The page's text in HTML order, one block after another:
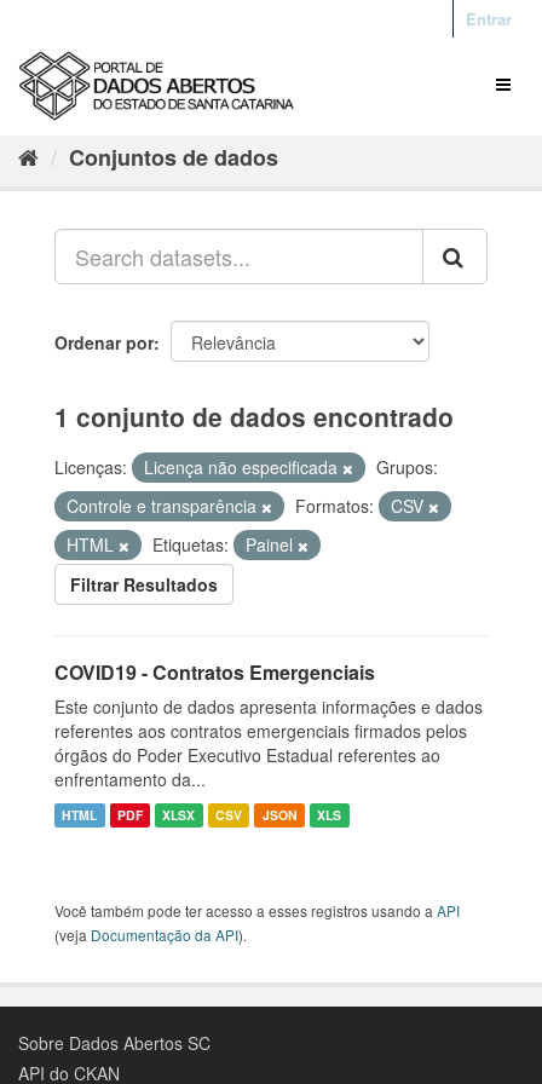
Entrar
Conjuntos de dados
Ordenar por
1 conjunto de dados encontrado
Licenças: Licença não especificada
Grupos:
Controle e transparência
Formatos:
CSV
HTML
Etiquetas:
Painel
Filtrar Resultados
COVID19 - Contratos Emergenciais
Este conjunto de dados apresenta informações e dados
referentes aos contratos emergenciais firmados pelos
órgãos do Poder Executivo Estadual referentes ao
enfrentamento da...
HTML PDF XLSX CSV JSON XLS
Você também pode ter acesso a esses registros usando a API
(veja Documentação da API).
Sobre Dados Abertos SC
API do CKAN